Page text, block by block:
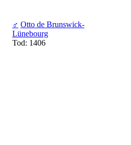
♂ Otto de Brunswick-
Lünebourg
Tod: 1406